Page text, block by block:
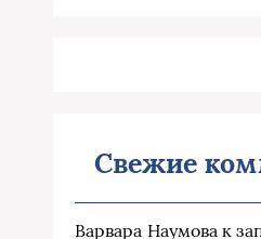
Свежие
Варвара Наумова к